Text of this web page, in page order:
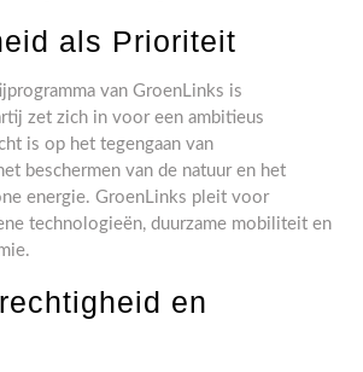
als Prioriteit
van GroenLinks is
zet zich in voor een ambitieus
is op het tegengaan van
beschermen van de natuur en het
energie. GroenLinks pleit voor
technologieën, duurzame mobiliteit en
en